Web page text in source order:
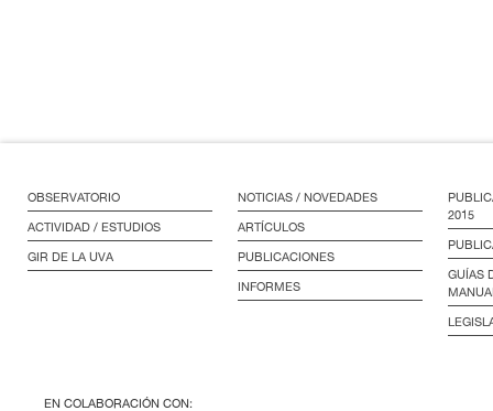
OBSERVATORIO
ACTIVIDAD / ESTUDIOS
GIR DE LA UVA
NOTICIAS / NOVEDADES
ARTÍCULOS
PUBLICACIONES
INFORMES
2015
GUÍAS
EN COLABORACIÓN CON: